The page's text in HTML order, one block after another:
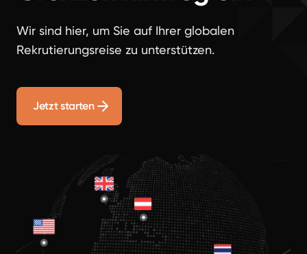
Wir sind hier, um Sie auf Ihrer globalen
Rekrutierungsreise zu unterstützen.
Jetzt starten